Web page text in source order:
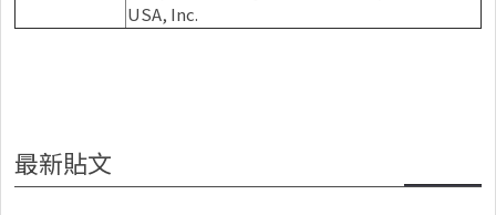
USA, Inc.
最新貼文